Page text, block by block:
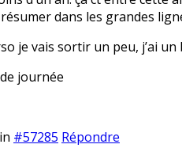
dans les grandes
je vais sortir un peu, j’ai
journée
#57285 Répondre